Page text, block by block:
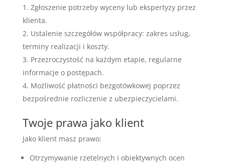
Zgłoszenie potrzeby wyceny lub ekspertyzy przez
klienta.
Ustalenie szczegółów współpracy: zakres usług,
terminy realizacji i koszty.
Przezroczystość na każdym etapie, regularne
informacje o postępach.
Możliwość płatności bezgotówkowej poprzez
bezpośrednie rozliczenie z ubezpieczycielami.
Twoje prawa jako klient
Jako klient masz prawo:
Otrzymywanie rzetelnych i obiektywnych ocen